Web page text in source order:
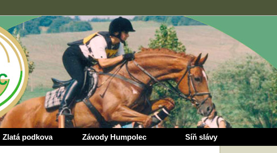
Zlatá podkova Závody Humpolec Síň slávy